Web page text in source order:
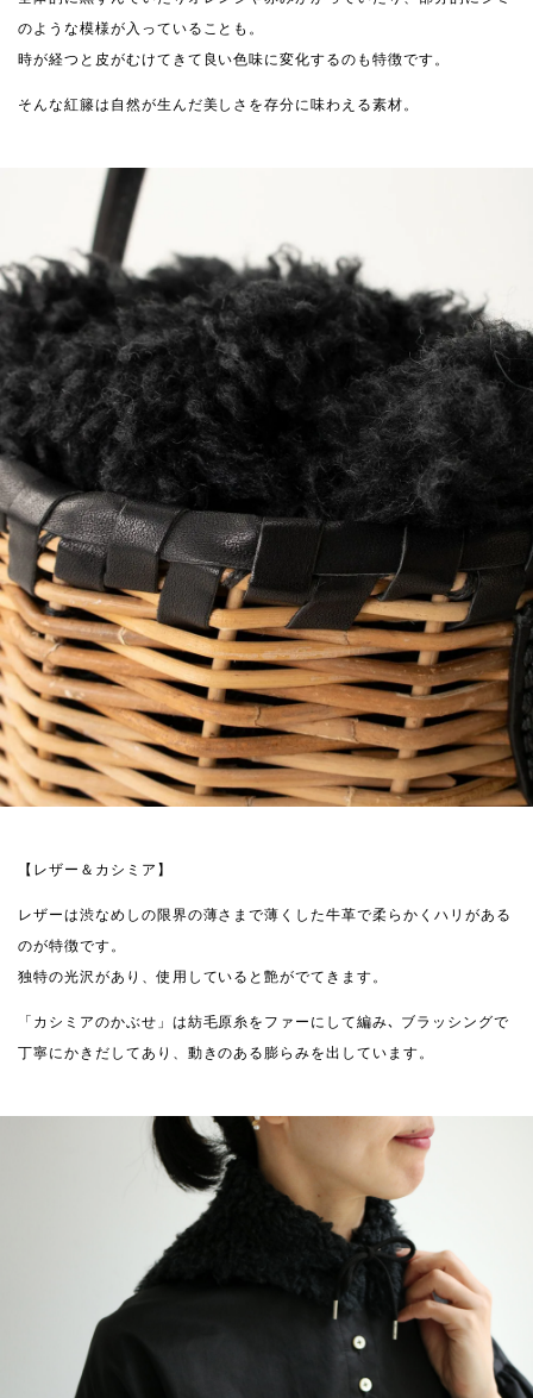
のような模様が入っていることも。
時が経つと皮がむけてきて良い色味に変化するのも特徴です。
そんな紅籐は自然が生んだ美しさを存分に味わえる素材。
【レザー＆カシミア】
レザーは渋なめしの限界の薄さまで薄くした牛革で柔らかくハリがある
のが特徴です。
独特の光沢があり、使用していると艶がでてきます。
「カシミアのかぶせ」は紡毛原糸をファーにして編み､ ブラッシングで
丁寧にかきだしてあり、動きのある膨らみを出しています。